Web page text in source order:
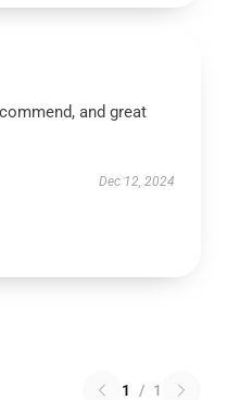
and great
Dec 12, 2024
1 / 1